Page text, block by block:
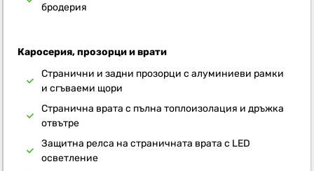
бродерия
Каросерия, прозорци и врати
Странични и задни прозорци с алуминиеви рамки
и сгъваеми щори
Странична врата с пълна топлоизолация и дръжка
отвътре
Защитна релса на страничната врата с LED
осветление